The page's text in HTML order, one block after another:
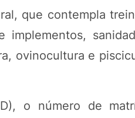
que contempla
implementos,
ovinocultura e
o número de